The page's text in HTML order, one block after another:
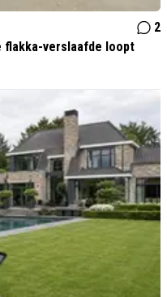
2
flakka-verslaafde loopt